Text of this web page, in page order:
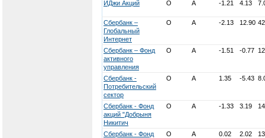
ИДжи Акций О А -1.21 4.13
Сбербанк –
Глобальный
Интернет
О А -2.13 12.90
Сбербанк – Фонд
активного
управления
О А -1.51 -0.77
Сбербанк -
Потребительский
сектор
О А 1.35 -5.43
Сбербанк - Фонд
акций "Добрыня
Никитич
О А -1.33 3.19
Сбербанк - Фонд
О А 0.02 2.02